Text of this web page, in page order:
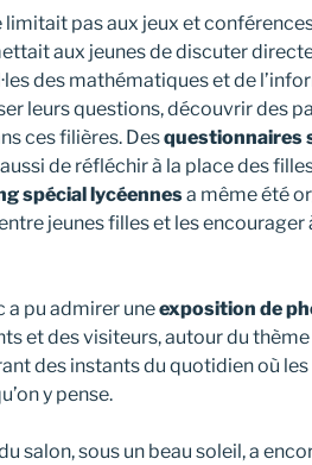
limitait pas aux jeux et
aux jeunes de discuter
des mathématiques et de
leurs questions, découvrir des
ces filières. Desquestionnaires
de réfléchir à la place des
spécial lycéennesa même été
jeunes filles et les encourager
a pu admirer uneexposition de
et des visiteurs, autour du
des instants du quotidien où
y pense.
salon, sous un beau soleil, a